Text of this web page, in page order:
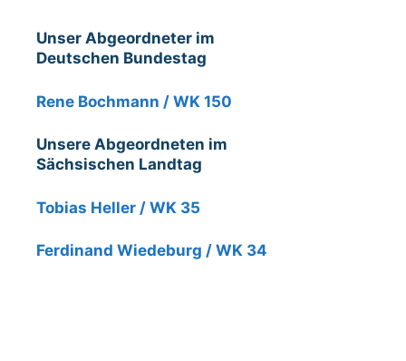
Unser Abgeordneter im
Deutschen Bundestag
Rene Bochmann / WK 150
Unsere Abgeordneten im
Sächsischen Landtag
Tobias Heller / WK 35
Ferdinand Wiedeburg / WK 34